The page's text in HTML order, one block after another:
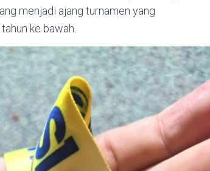
menjadi ajang turnamen yang
ke bawah.